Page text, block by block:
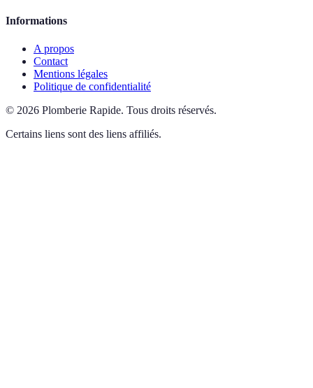
Informations
A propos
Contact
Mentions légales
Politique de confidentialité
© 2026 Plomberie Rapide. Tous droits réservés.
Certains liens sont des liens affiliés.